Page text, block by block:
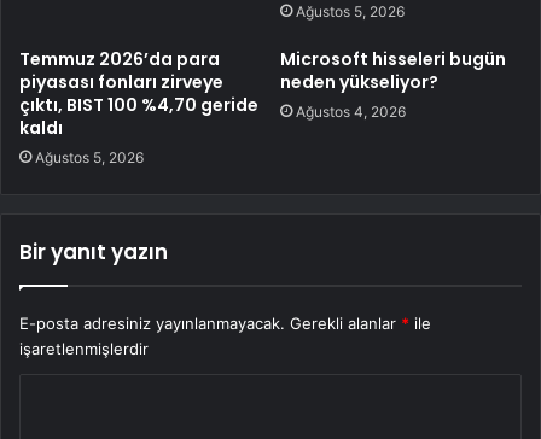
Ağustos 5, 2026
Temmuz 2026’da para
piyasası fonları zirveye
çıktı, BIST 100 %4,70 geride
kaldı
Ağustos 5, 2026
Microsoft hisseleri bugün
neden yükseliyor?
Ağustos 4, 2026
Bir yanıt yazın
E-posta adresiniz yayınlanmayacak. Gerekli alanlar * ile
işaretlenmişlerdir